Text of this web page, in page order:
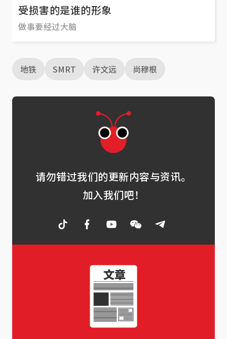
受损害的是谁的形象
做事要经过大脑
地铁 SMRT 许文远 尚穆根
请勿错过我们的更新内容与资讯。
加入我们吧！